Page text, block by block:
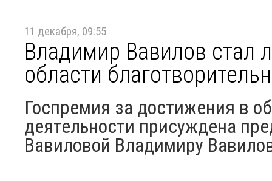
11 декабря, 09:55
Владимир Вавилов стал
области
Госпремия за достижения в
деятельности присуждена
Вавиловой Владимиру